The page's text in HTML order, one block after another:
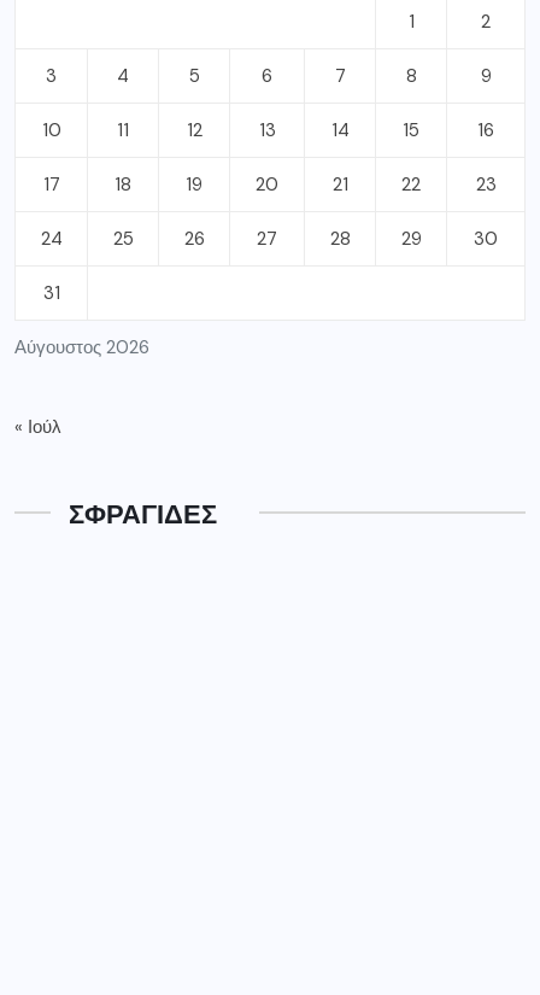
Αύγουστος 2026
1 2
3 4 5 6 7 8 9
10 11 12 13 14 15 16
17 18 19 20 21 22 23
24 25 26 27 28 29 30
31
« Ιούλ
ΣΦΡΑΓΙΔΕΣ